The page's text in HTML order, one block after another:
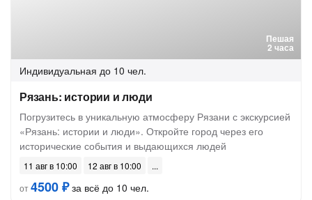
Пешая
2 часа
Индивидуальная до 10 чел.
Рязань: истории и люди
Погрузитесь в уникальную атмосферу Рязани с экскурсией
«Рязань: истории и люди». Откройте город через его
исторические события и выдающихся людей
11 авг в 10:00
12 авг в 10:00
от4500 ₽за всё до 10 чел.